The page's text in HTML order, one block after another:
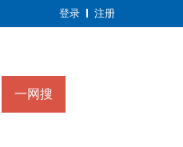
登录 注册
一网搜